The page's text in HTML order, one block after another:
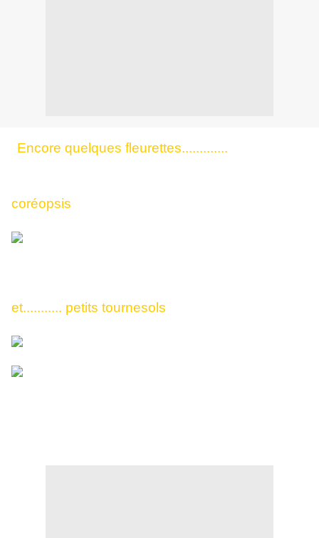
Encore quelques fleurettes.............
coréopsis
et........... petits tournesols